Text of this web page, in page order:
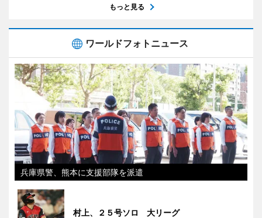
もっと見る
ワールドフォトニュース
兵庫県警、熊本に支援部隊を派遣
村上、２５号ソロ 大リーグ